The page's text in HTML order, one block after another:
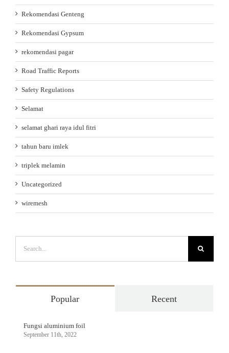
Rekomendasi Genteng
Rekomendasi Gypsum
rekomendasi pagar
Road Traffic Reports
Safety Regulations
Selamat
selamat ghari raya idul fitri
tahun baru imlek
triplek melamin
Uncategorized
wiremesh
for:
Popular Recent
Fungsi aluminium foil
September 11th, 2022